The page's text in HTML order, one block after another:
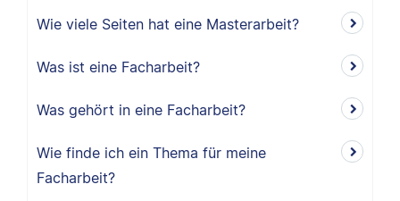
Wie viele Seiten hat eine Masterarbeit?
Was ist eine Facharbeit?
Was gehört in eine Facharbeit?
Wie finde ich ein Thema für meine
Facharbeit?